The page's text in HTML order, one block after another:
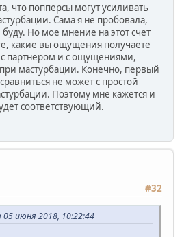
что попперсы могут усиливать
Сама я не пробовала,
Но мое мнение на этот счет
какие вы ощущения получаете
партнером и с ощущениями,
мастурбации. Конечно, первый
не может с простой
Поэтому мне кажется и
соответствующий.
#32
июня 2018, 10:22:44